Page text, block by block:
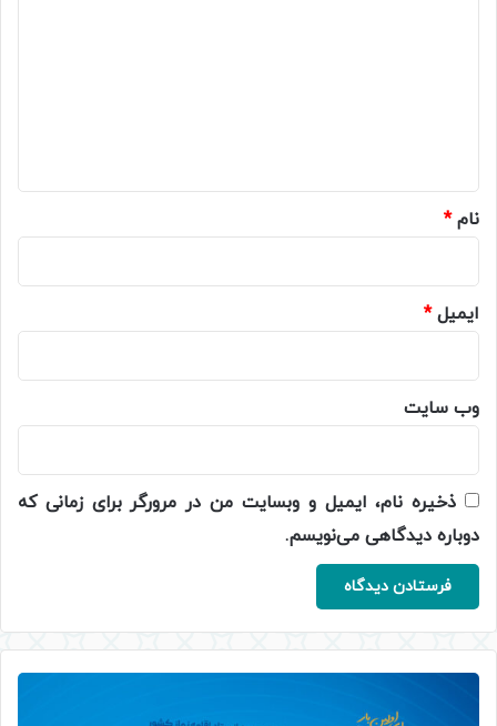
نام*
ایمیل*
وب‌ سایت
ذخیره نام، ایمیل و وبسایت من در مرورگر برای زمانی که
دوباره دیدگاهی می‌نویسم.